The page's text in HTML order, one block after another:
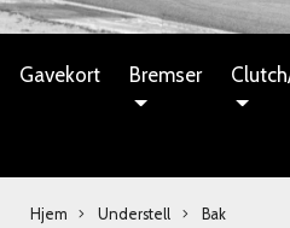
Gavekort Bremser
Hjem Understell Bak